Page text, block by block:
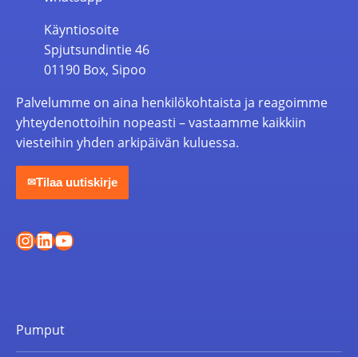
Käyntiosoite
Spjutsundintie 46
01190 Box, Sipoo
Palvelumme on aina henkilökohtaista ja reagoimme
yhteydenottoihin nopeasti – vastaamme kaikkiin
viesteihin yhden arkipäivän kuluessa.
✉Tilaa uutiskirje
Instagram
LinkedIn
YouTube
Pumput